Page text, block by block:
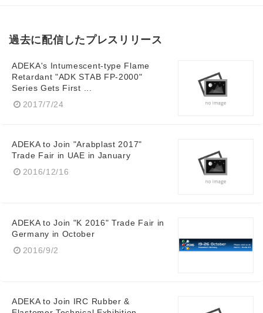
過去に配信したプレスリリース
ADEKA's Intumescent-type Flame
Retardant "ADK STAB FP-2000"
Series Gets First ...
2017/7/24
ADEKA to Join "Arabplast 2017"
Trade Fair in UAE in January
2016/12/16
ADEKA to Join "K 2016" Trade Fair in
Germany in October
2016/9/2
ADEKA to Join IRC Rubber &